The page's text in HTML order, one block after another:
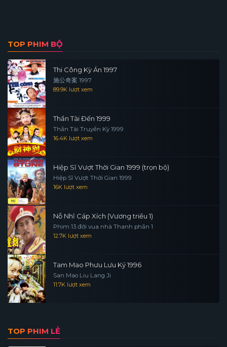
TOP PHIM BỘ
Thi Công Kỳ Án 1997
施公奇案 1997
89.9K lượt xem
Thần Tài Đến 1999
Thần Tài Truyền Kỳ 1999
16.4K lượt xem
Hiệp Sĩ Vượt Thời Gian 1999 (trọn bộ)
Hiệp Sĩ Vượt Thời Gian 1999
16K lượt xem
Nỗ Nhĩ Cáp Xích (Vương triều 1)
Phim 13 đời vua nhà Thanh phần 1
12.7K lượt xem
Tam Mao Phưu Lưu Ký 1996
San Mao Liu Lang Ji
11.7K lượt xem
TOP PHIM LẺ